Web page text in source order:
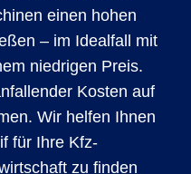
einen hohen
– im Idealfall mit
niedrigen Preis.
Kosten auf
Wir helfen Ihnen
für Ihre Kfz-
zu finden